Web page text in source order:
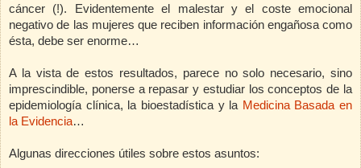
cáncer (!). Evidentemente el malestar y el coste emocional
negativo de las mujeres que reciben información engañosa como
ésta, debe ser enorme…
A la vista de estos resultados, parece no solo necesario, sino
imprescindible, ponerse a repasar y estudiar los conceptos de la
epidemiología clínica, la bioestadística y la Medicina Basada en
la Evidencia…
Algunas direcciones útiles sobre estos asuntos: